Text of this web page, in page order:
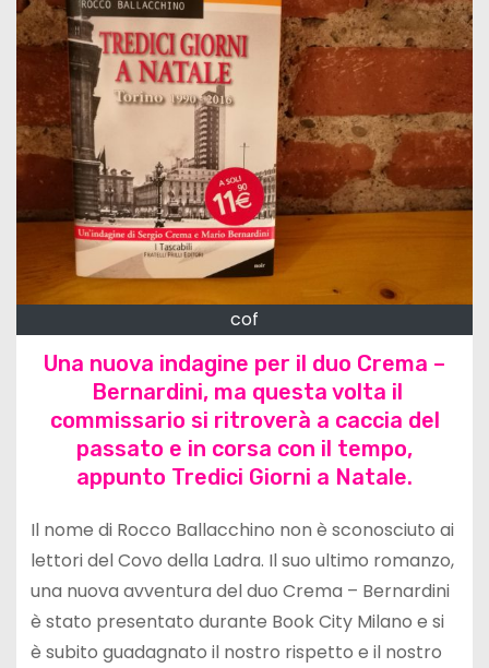
cof
Una nuova indagine per il duo Crema –
Bernardini, ma questa volta il
commissario si ritroverà a caccia del
passato e in corsa con il tempo,
appunto Tredici Giorni a Natale.
Il nome di Rocco Ballacchino non è sconosciuto ai
lettori del Covo della Ladra. Il suo ultimo romanzo,
una nuova avventura del duo Crema – Bernardini
è stato presentato durante Book City Milano e si
è subito guadagnato il nostro rispetto e il nostro